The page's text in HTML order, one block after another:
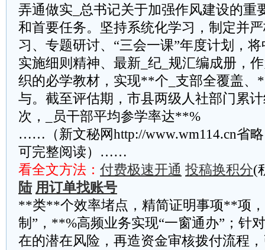
弄通做实_总书记关于加强作风建设的重
和首要任务。坚持系统化学习，制定并
习、专题研讨、“三会一课”年度计划，将
实施细则精神、最新_纪_规汇编成册，
织的必学教材，实现**个_支部全覆盖、
与。截至评估期，市县两级人社部门累
次，_员干部平均参学率达**%
……（新文秘网http://www.wm114.cn省
可完整阅读）……
看全文方法： 付费极速开通 投稿换积分(
陆 用订单找账号
**类**个效率堵点，精简证明事项**项
制”，**%高频业务实现“一窗通办”；针
在的潜在风险，再造资金审核拨付流程